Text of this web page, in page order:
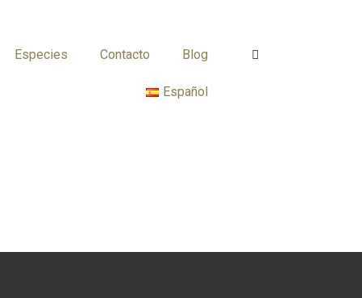
Especies Contacto Blog
Español